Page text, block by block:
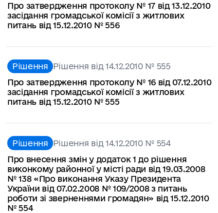
Про затвердження протоколу № 17 від 13.12.2010
засідання громадської комісії з житлових
питань від 15.12.2010 № 556
Рішення Рішення від 14.12.2010 № 555
Про затвердження протоколу № 16 від 07.12.2010
засідання громадської комісії з житлових
питань від 15.12.2010 № 555
Рішення Рішення від 14.12.2010 № 554
Про внесення змін у додаток 1 до рішення
виконкому районної у місті ради від 19.03.2008
№ 138 «Про виконання Указу Президента
України від 07.02.2008 № 109/2008 з питань
роботи зі зверненнями громадян» від 15.12.2010
№ 554